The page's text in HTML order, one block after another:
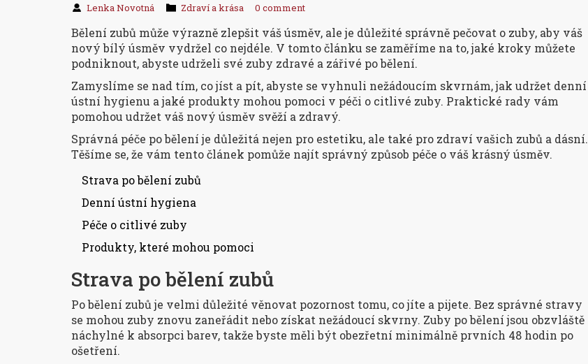
Lenka Novotná Zdraví a krása 0 comment
Bělení zubů může výrazně zlepšit váš úsměv, ale je důležité správně pečovat o zuby, aby váš
nový bílý úsměv vydržel co nejdéle. V tomto článku se zaměříme na to, jaké kroky můžete
podniknout, abyste udrželi své zuby zdravé a zářivé po bělení.
Zamyslíme se nad tím, co jíst a pít, abyste se vyhnuli nežádoucím skvrnám, jak udržet denní
ústní hygienu a jaké produkty mohou pomoci v péči o citlivé zuby. Praktické rady vám
pomohou udržet váš nový úsměv svěží a zdravý.
Správná péče po bělení je důležitá nejen pro estetiku, ale také pro zdraví vašich zubů a dásní.
Těšíme se, že vám tento článek pomůže najít správný způsob péče o váš krásný úsměv.
Strava po bělení zubů
Denní ústní hygiena
Péče o citlivé zuby
Produkty, které mohou pomoci
Strava po bělení zubů
Po bělení zubů je velmi důležité věnovat pozornost tomu, co jíte a pijete. Bez správné stravy
se mohou zuby znovu zaneřádit nebo získat nežádoucí skvrny. Zuby po bělení jsou obzvláště
náchylné k absorpci barev, takže byste měli být obezřetní minimálně prvních 48 hodin po
ošetření.